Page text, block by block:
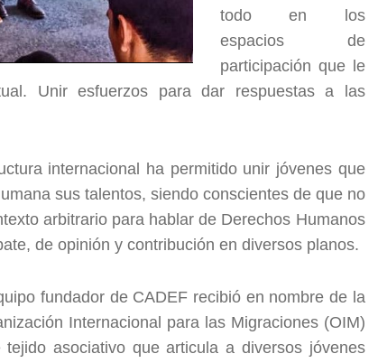
todo en los
espacios de
participación que le
Unir esfuerzos para dar respuestas a las
internacional ha permitido unir jóvenes que
sus talentos, siendo conscientes de que no
arbitrario para hablar de Derechos Humanos
de opinión y contribución en diversos planos.
fundador de CADEF recibió en nombre de la
Internacional para las Migraciones (OIM)
asociativo que articula a diversos jóvenes